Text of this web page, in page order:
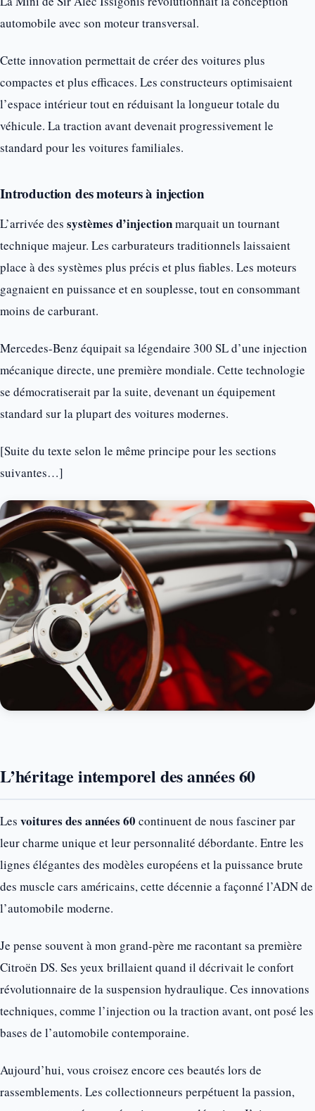
automobile avec son moteur transversal.
Cette innovation permettait de créer des voitures plus
compactes et plus efficaces. Les constructeurs optimisaient
l’espace intérieur tout en réduisant la longueur totale du
véhicule. La traction avant devenait progressivement le
standard pour les voitures familiales.
Introduction des moteurs à injection
L’arrivée des systèmes d’injectionmarquait un tournant
technique majeur. Les carburateurs traditionnels laissaient
place à des systèmes plus précis et plus fiables. Les moteurs
gagnaient en puissance et en souplesse, tout en consommant
moins de carburant.
Mercedes-Benz équipait sa légendaire 300 SL d’une injection
mécanique directe, une première mondiale. Cette technologie
se démocratiserait par la suite, devenant un équipement
standard sur la plupart des voitures modernes.
[Suite du texte selon le même principe pour les sections
suivantes…]
L’héritage intemporel des années 60
Les voitures des années 60 continuent de nous fasciner par
leur charme unique et leur personnalité débordante. Entre les
lignes élégantes des modèles européens et la puissance brute
des muscle cars américains, cette décennie a façonné l’ADN de
l’automobile moderne.
Je pense souvent à mon grand-père me racontant sa première
Citroën DS. Ses yeux brillaient quand il décrivait le confort
révolutionnaire de la suspension hydraulique. Ces innovations
techniques, comme l’injection ou la traction avant, ont posé les
bases de l’automobile contemporaine.
Aujourd’hui, vous croisez encore ces beautés lors de
rassemblements. Les collectionneurs perpétuent la passion,